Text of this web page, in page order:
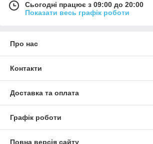
Сьогодні працює з 09:00 до 20:00
Показати весь графік роботи
Про нас
Контакти
Доставка та оплата
Графік роботи
Повна версія сайту